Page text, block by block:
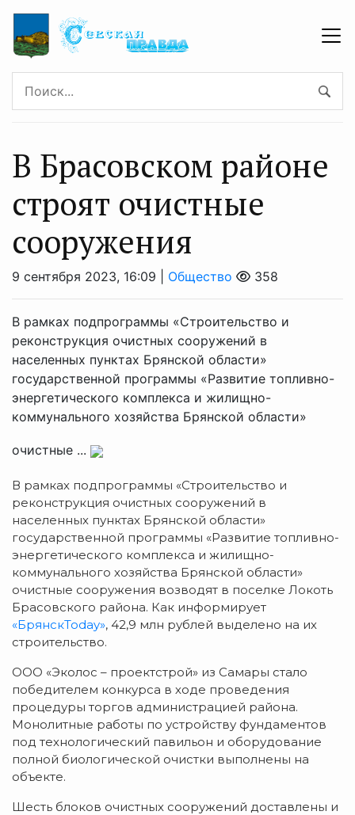
В Брасовском районе
строят очистные
сооружения
9 сентября 2023, 16:09 | Общество 358
В рамках подпрограммы «Строительство и
реконструкция очистных сооружений в
населенных пунктах Брянской области»
государственной программы «Развитие топливно-
энергетического комплекса и жилищно-
коммунального хозяйства Брянской области»
очистные ...
В рамках подпрограммы «Строительство и
реконструкция очистных сооружений в
населенных пунктах Брянской области»
государственной программы «Развитие топливно-
энергетического комплекса и жилищно-
коммунального хозяйства Брянской области»
очистные сооружения возводят в поселке Локоть
Брасовского района. Как информирует
«БрянскToday», 42,9 млн рублей выделено на их
строительство.
ООО «Эколос – проектстрой» из Самары стало
победителем конкурса в ходе проведения
процедуры торгов администрацией района.
Монолитные работы по устройству фундаментов
под технологический павильон и оборудование
полной биологической очистки выполнены на
объекте.
Шесть блоков очистных сооружений доставлены и